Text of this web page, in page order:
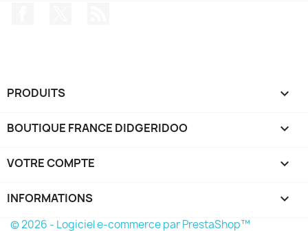
PRODUITS 
BOUTIQUE FRANCE DIDGERIDOO 
VOTRE COMPTE 
INFORMATIONS keyboard_arrow_down
© 2026 - Logiciel e-commerce par PrestaShop™